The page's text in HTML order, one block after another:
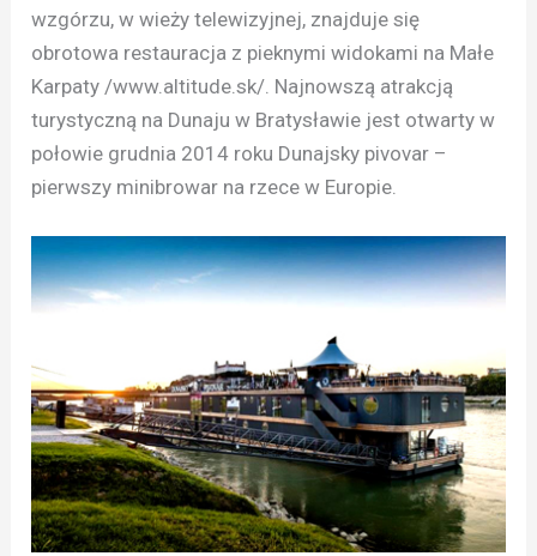
wzgórzu, w wieży telewizyjnej, znajduje się
obrotowa restauracja z pieknymi widokami na Małe
Karpaty /www.altitude.sk/. Najnowszą atrakcją
turystyczną na Dunaju w Bratysławie jest otwarty w
połowie grudnia 2014 roku Dunajsky pivovar –
pierwszy minibrowar na rzece w Europie.